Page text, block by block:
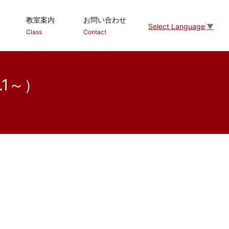
Select Language ▼
教室案内
Class
お問い合わせ
Contact
）